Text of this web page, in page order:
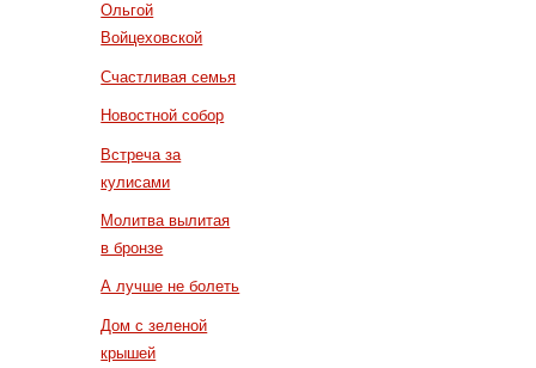
Ольгой
Войцеховской
Счастливая семья
Новостной собор
Встреча за
кулисами
Молитва вылитая
в бронзе
А лучше не болеть
Дом с зеленой
крышей